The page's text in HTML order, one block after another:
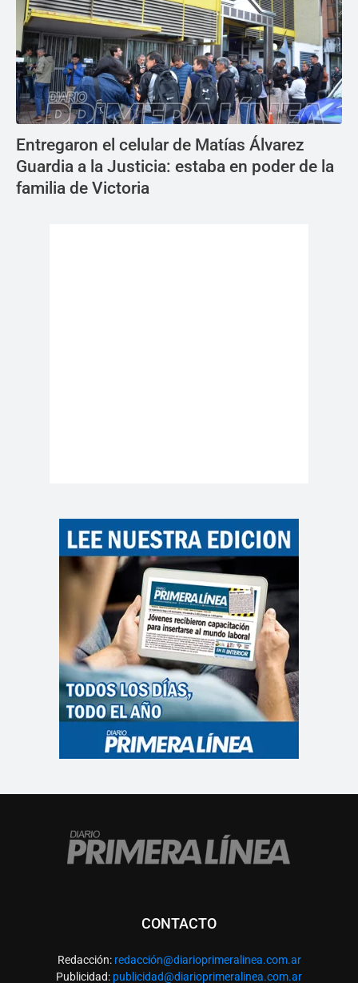
Entregaron el celular de Matías Álvarez
Guardia a la Justicia: estaba en poder de la
familia de Victoria
CONTACTO
Redacción: redacción@diarioprimeralinea.com.ar
Publicidad: publicidad@diarioprimeralinea.com.ar